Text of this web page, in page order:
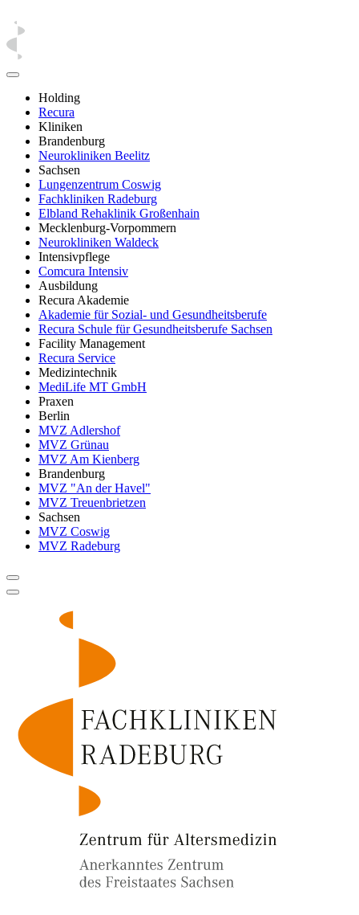
Holding
Recura
Kliniken
Brandenburg
Neurokliniken Beelitz
Sachsen
Lungenzentrum Coswig
Fachkliniken Radeburg
Elbland Rehaklinik Großenhain
Mecklenburg-Vorpommern
Neurokliniken Waldeck
Intensivpflege
Comcura Intensiv
Ausbildung
Recura Akademie
Akademie für Sozial- und Gesundheitsberufe
Recura Schule für Gesundheitsberufe Sachsen
Facility Management
Recura Service
Medizintechnik
MediLife MT GmbH
Praxen
Berlin
MVZ Adlershof
MVZ Grünau
MVZ Am Kienberg
Brandenburg
MVZ "An der Havel"
MVZ Treuenbrietzen
Sachsen
MVZ Coswig
MVZ Radeburg